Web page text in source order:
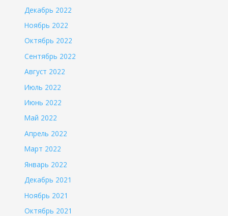
Декабрь 2022
Ноябрь 2022
Октябрь 2022
Сентябрь 2022
Август 2022
Июль 2022
Июнь 2022
Май 2022
Апрель 2022
Март 2022
Январь 2022
Декабрь 2021
Ноябрь 2021
Октябрь 2021